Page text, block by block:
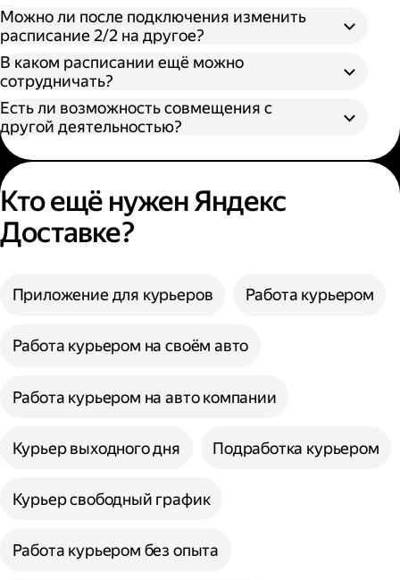
Можно ли после подключения изменить
расписание 2/2 на другое?
В каком расписании ещё можно
сотрудничать?
Есть ли возможность совмещения с
другой деятельностью?
Кто ещё нужен Яндекс
Доставке?
Приложение для курьеров Работа курьером
Работа курьером на своём авто
Работа курьером на авто компании
Курьер выходного дня Подработка курьером
Курьер свободный график
Работа курьером без опыта